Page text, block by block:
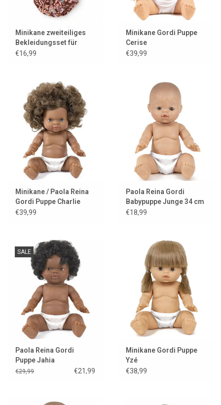
Minikane zweiteiliges
Bekleidungsset für
Gordi-Puppen
€16,99
Minikane Gordi Puppe
Cerise
€39,99
Minikane / Paola Reina
Gordi Puppe Charlie
€39,99
Paola Reina Gordi
Babypuppe Junge 34 cm
€18,99
SALE
Paola Reina Gordi
Puppe Jahia
€29,99 €21,99
Minikane Gordi Puppe
Yzé
€38,99